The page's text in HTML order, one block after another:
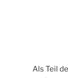
Als Teil